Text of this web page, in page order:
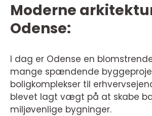
Moderne
Odense:
I dag er Odense en
mange spændende
boligkomplekser til
blevet lagt vægt på at skabe
miljøvenlige bygninger.